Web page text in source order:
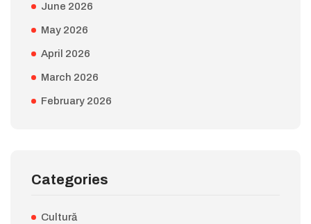
June 2026
May 2026
April 2026
March 2026
February 2026
Categories
Cultură